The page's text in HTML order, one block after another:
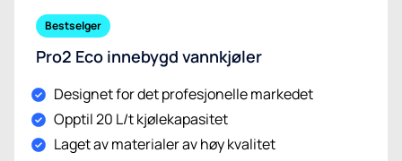
Bestselger
Pro2 Eco innebygd vannkjøler
Designet for det profesjonelle markedet
Opptil 20 L/t kjølekapasitet
Laget av materialer av høy kvalitet